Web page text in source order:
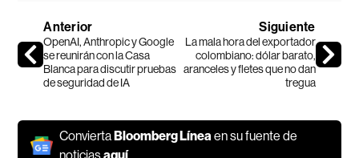
Anterior
OpenAI, Anthropic y Google
se reunirán con la Casa
Blanca para discutir pruebas
de seguridad de IA
Siguiente
La mala hora del exportador
colombiano: dólar barato,
aranceles y fletes que no dan
tregua
ConviertaBloomberg Línea en su fuente de
noticiasaquí